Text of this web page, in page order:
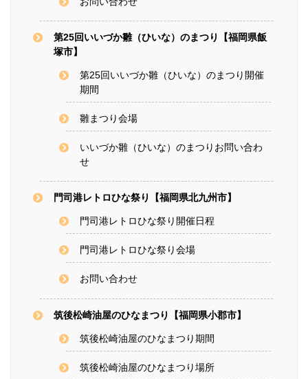
第25回いいづか雛（ひいな）のまつり【福岡県飯
塚市】
第25回いいづか雛（ひいな）のまつり開催
期間
雛まつり会場
いいづか雛（ひいな）のまつりお問い合わ
せ
門司港レトロひな祭り【福岡県北九州市】
門司港レトロひな祭り開催日程
門司港レトロひな祭り会場
お問い合わせ
筑後松崎油屋のひなまつり【福岡県小郡市】
筑後松崎油屋のひなまつり期間
筑後松崎油屋のひなまつり場所